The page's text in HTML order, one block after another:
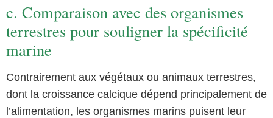
c. Comparaison avec des organismes
terrestres pour souligner la spécificité
marine
Contrairement aux végétaux ou animaux terrestres,
dont la croissance calcique dépend principalement de
l’alimentation, les organismes marins puisent leur